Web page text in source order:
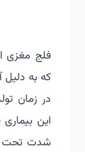
فلج مغزی
که به
در زمان
این
شدت تحت